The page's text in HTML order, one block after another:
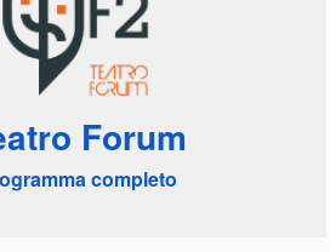
Forum
completo